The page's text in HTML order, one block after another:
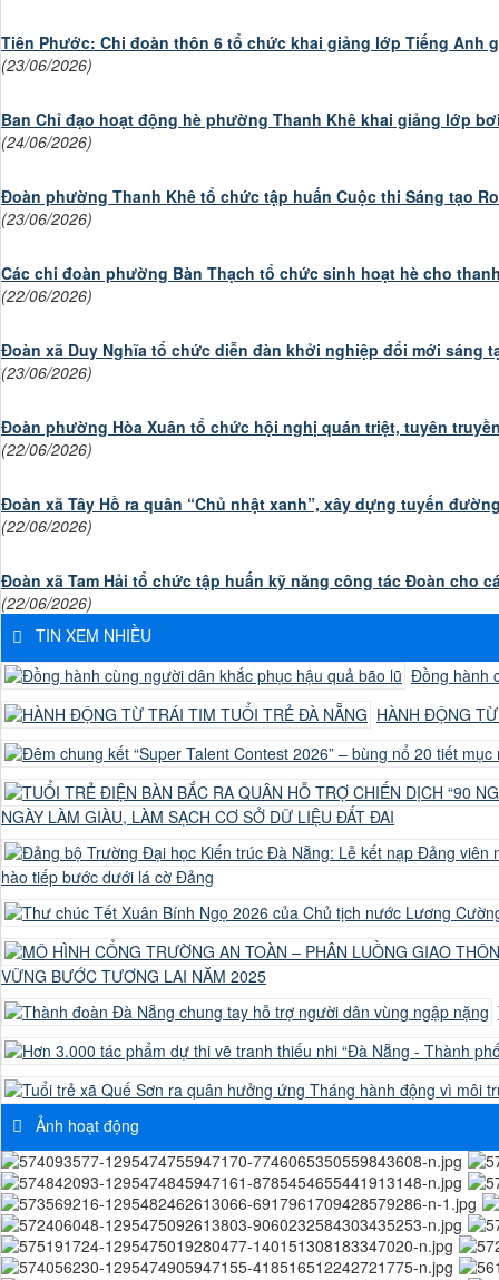
Tiên Phước: Chi đoàn thôn 6 tổ chức khai giảng lớp Tiếng Anh
(23/06/2026)
Ban Chỉ đạo hoạt động hè phường Thanh Khê khai giảng lớp
(24/06/2026)
Đoàn phường Thanh Khê tổ chức tập huấn Cuộc thi Sáng tạo
(23/06/2026)
Các chi đoàn phường Bàn Thạch tổ chức sinh hoạt hè cho
(22/06/2026)
Đoàn xã Duy Nghĩa tổ chức diễn đàn khởi nghiệp đổi mới sáng
(23/06/2026)
Đoàn phường Hòa Xuân tổ chức hội nghị quán triệt, tuyên
(22/06/2026)
Đoàn xã Tây Hồ ra quân “Chủ nhật xanh”, xây dựng tuyến
(22/06/2026)
Đoàn xã Tam Hải tổ chức tập huấn kỹ năng công tác Đoàn cho
(22/06/2026)
TIN XEM NHIỀU
Đồng hành
HÀNH ĐỘNG
NGÀY LÀM GIÀU, LÀM SẠCH CƠ SỞ DỮ LIỆU ĐẤT ĐAI
hào tiếp bước dưới lá cờ Đảng
VỮNG BƯỚC TƯƠNG LAI NĂM 2025
Ảnh hoạt động